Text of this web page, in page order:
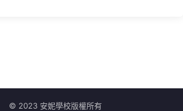
© 2023 安妮學校版權所有